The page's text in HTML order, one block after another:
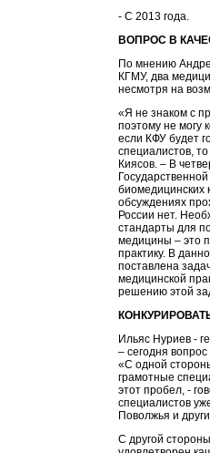
- С 2013 года.
ВОПРОС В
По мнению
КГМУ, два
несмотря на
«Я не знаком с
поэтому не могу
если КФУ будет
специалистов,
Киясов. – В
биомедицинских
обсуждениях
России нет.
стандарты для
медицины – это
практику. В
поставлена
медицинской
решению этой
Ильяс Нуриев -
– сегодня
«С одной
грамотные
этот пробел, -
специалистов
Поволжья и
С другой